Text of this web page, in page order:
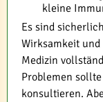
kleine
Es sind
Wirksamkeit
Medizin
Problemen
konsultieren.